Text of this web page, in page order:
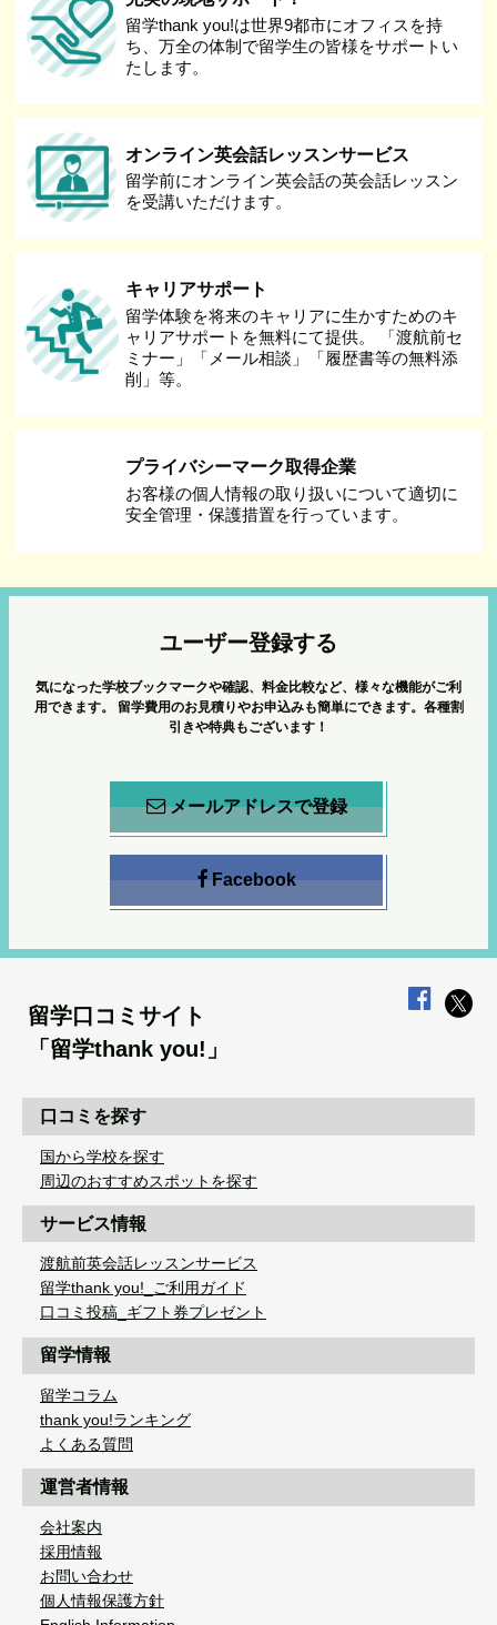
留学thank you!は世界9都市にオフィスを持
ち、万全の体制で留学生の皆様をサポートい
たします。
オンライン英会話レッスンサービス
留学前にオンライン英会話の英会話レッスン
を受講いただけます。
キャリアサポート
留学体験を将来のキャリアに生かすためのキ
ャリアサポートを無料にて提供。 「渡航前セ
ミナー」「メール相談」「履歴書等の無料添
削」等。
プライバシーマーク取得企業
お客様の個人情報の取り扱いについて適切に
安全管理・保護措置を行っています。
ユーザー登録する
気になった学校ブックマークや確認、料金比較など、様々な機能がご利
用できます。
留学費用のお見積りやお申込みも簡単にできます。各種割
引きや特典もございます！
メールアドレスで登録
Facebook
留学口コミサイト
「留学thank you!」
口コミを探す
国から学校を探す
周辺のおすすめスポットを探す
サービス情報
渡航前英会話レッスンサービス
留学thank you!_ご利用ガイド
口コミ投稿_ギフト券プレゼント
留学情報
留学コラム
thank you!ランキング
よくある質問
運営者情報
会社案内
採用情報
お問い合わせ
個人情報保護方針